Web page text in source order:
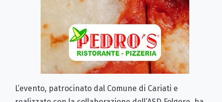
L’evento, patrocinato dal Comune di Cariati e